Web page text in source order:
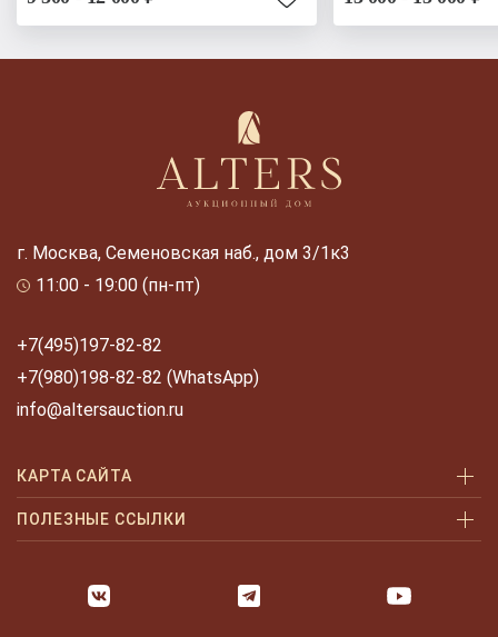
г. Москва, Семеновская наб., дом 3/1к3
11:00 - 19:00 (пн-пт)
+7(495)197-82-82
+7(980)198-82-82 (WhatsApp)
info@altersauction.ru
КАРТА САЙТА
Аукционы
Как продать
ПОЛЕЗНЫЕ ССЫЛКИ
Оплата и доставка